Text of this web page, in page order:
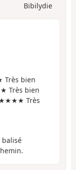
Bibilydie
bien
Très bien
Très
balisé